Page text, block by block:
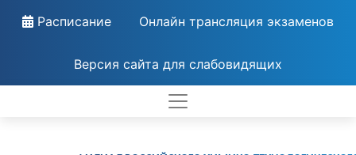
Расписание Онлайн трансляция экзаменов
Версия сайта для слабовидящих